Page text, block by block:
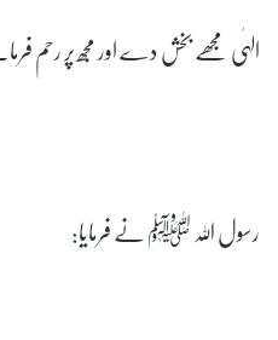
الہٰی مجھے بخش دے اور مجھ پر رحم
رسول اللہ ﷺ نے فرمایا: